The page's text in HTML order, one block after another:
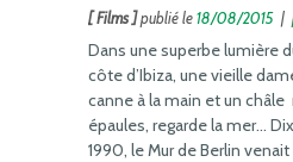
[ Films ]publié le18/08/2015 |
Dans une superbe lumière
côte d’Ibiza, une vieille
canne à la main et un châle
épaules, regarde la mer…
1990, le Mur de Berlin